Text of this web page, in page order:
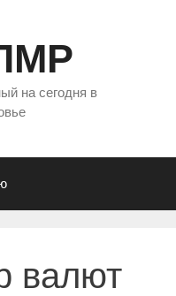
на сегодня в
валют